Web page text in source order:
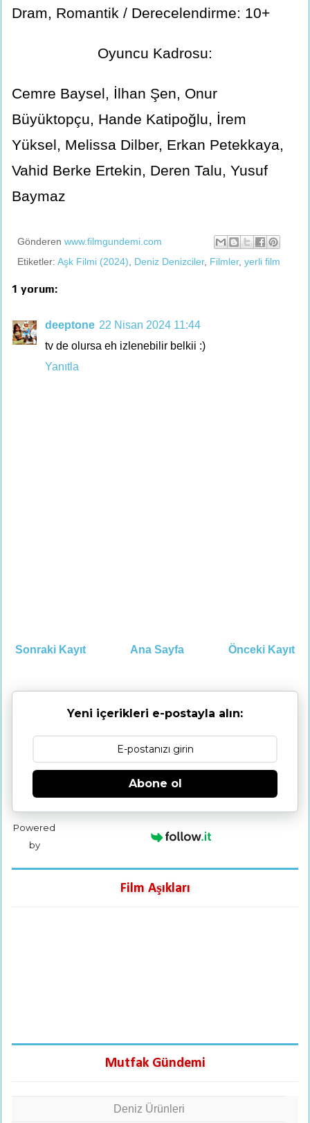
Dram, Romantik / Derecelendirme: 10+
Oyuncu Kadrosu:
Cemre Baysel, İlhan Şen, Onur
Büyüktopçu, Hande Katipoğlu, İrem
Yüksel, Melissa Dilber, Erkan Petekkaya,
Vahid Berke Ertekin, Deren Talu, Yusuf
Baymaz
Gönderen www.filmgundemi.com
Etiketler: Aşk Filmi (2024) Deniz Denizciler, Filmler, yerli film
1 yorum:
deeptone 22 Nisan 2024 11:44
tv de olursa eh izlenebilir belkii :)
Yanıtla
Sonraki Kayıt Önceki Kayıt
Ana Sayfa
Yeni içerikleri e-postayla alın:
Abone ol
Powered
by
Film Aşıkları
Mutfak Gündemi
Deniz Ürünleri